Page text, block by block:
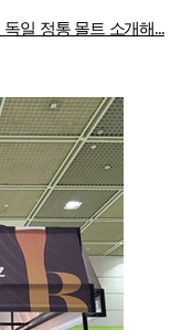
일 정통 몰트 소개해...